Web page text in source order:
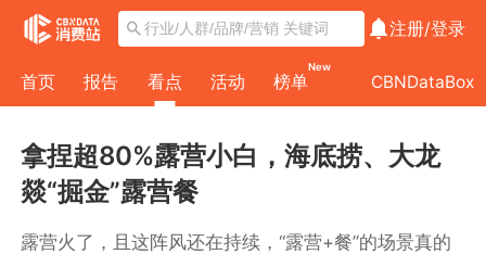
注册/登录
首页 报告 看点 活动 榜单
New
CBNDataBox
拿捏超80%露营小白，海底捞、大龙
燚“掘金”露营餐
露营火了，且这阵风还在持续，“露营+餐”的场景真的